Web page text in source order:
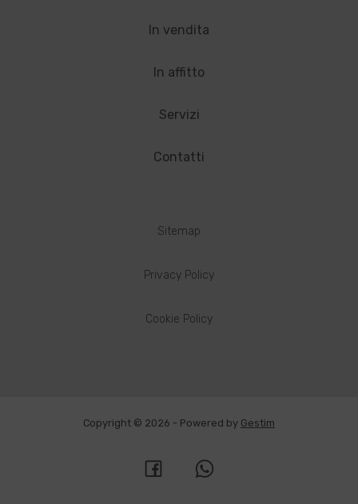
In vendita
In affitto
Servizi
Contatti
Sitemap
Privacy Policy
Cookie Policy
Copyright © 2026 - Powered by Gestim